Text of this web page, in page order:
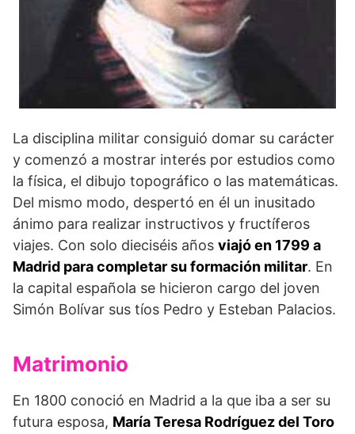
La disciplina militar consiguió domar su carácter
y comenzó a mostrar interés por estudios como
la física, el dibujo topográfico o las matemáticas.
Del mismo modo, despertó en él un inusitado
ánimo para realizar instructivos y fructíferos
viajes. Con solo dieciséis años viajó en 1799 a
Madrid para completar su formación militar. En
la capital española se hicieron cargo del joven
Simón Bolívar sus tíos Pedro y Esteban Palacios.
Matrimonio
En 1800 conoció en Madrid a la que iba a ser su
futura esposa, María Teresa Rodríguez del Toro